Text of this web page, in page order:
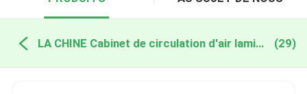
LA CHINE Cabinet de circulation d'air laminaire (29)